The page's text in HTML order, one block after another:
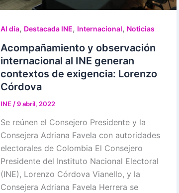
Al día, Destacada INE, Internacional, Noticias
Acompañamiento y observación
internacional al INE generan
contextos de exigencia: Lorenzo
Córdova
INE /9 abril, 2022
Se reúnen el Consejero Presidente y la
Consejera Adriana Favela con autoridades
electorales de Colombia El Consejero
Presidente del Instituto Nacional Electoral
(INE), Lorenzo Córdova Vianello, y la
Consejera Adriana Favela Herrera se